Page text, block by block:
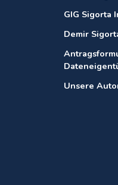
GIG Sigorta
Demir
Unsere